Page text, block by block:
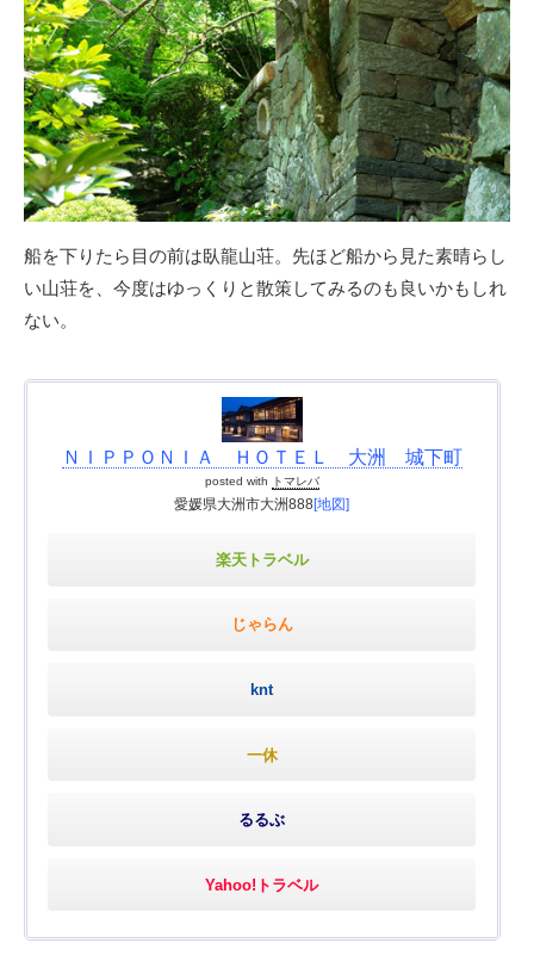
船を下りたら目の前は臥龍山荘。先ほど船から見た素晴らし
い山荘を、今度はゆっくりと散策してみるのも良いかもしれ
ない。
ＮＩＰＰＯＮＩＡ ＨＯＴＥＬ 大洲 城下町
posted with トマレバ
愛媛県大洲市大洲888[地図]
楽天トラベル
じゃらん
knt
一休
るるぶ
Yahoo!トラベル